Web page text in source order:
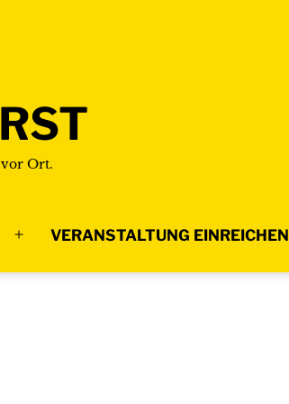
vor Ort.
Menü VERANSTALTUNG EINREICHEN